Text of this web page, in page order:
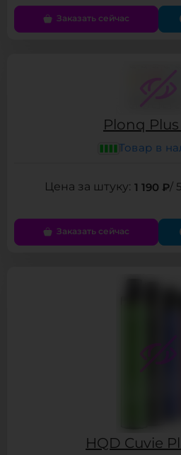
Заказать сейчас
Plonq Plus
Товар в
1 190 ₽/
Заказать сейчас
HQD Cuvie